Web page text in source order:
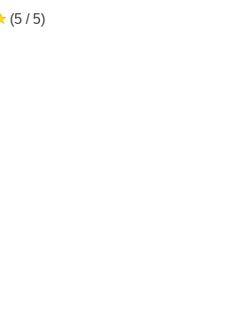
(5 / 5)